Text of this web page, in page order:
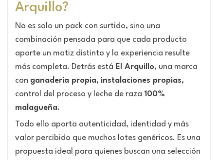
Arquillo?
No es solo un pack con surtido, sino una
combinación pensada para que cada producto
aporte un matiz distinto y la experiencia resulte
más completa. Detrás está El Arquillo, una marca
con ganadería propia, instalaciones propias,
control del proceso y leche de raza 100%
malagueña.
Todo ello aporta autenticidad, identidad y más
valor percibido que muchos lotes genéricos. Es una
propuesta ideal para quienes buscan una selección